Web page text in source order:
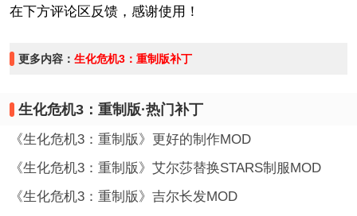
在下方评论区反馈，感谢使用！
更多内容： 生化危机3：重制版补丁
生化危机3：重制版·热门补丁
《生化危机3：重制版》更好的制作MOD
《生化危机3：重制版》艾尔莎替换STARS制服MOD
《生化危机3：重制版》吉尔长发MOD